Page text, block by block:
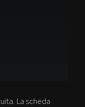
La scheda